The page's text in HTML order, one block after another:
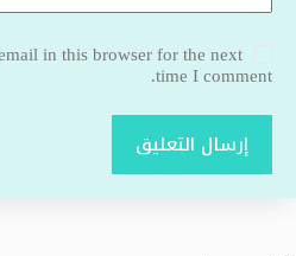
in this browser for the next
time I comment.
إرسال التعليق